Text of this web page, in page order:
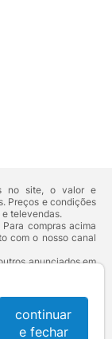
no site, o valor e
Preços e condições
televendas.
compras acima
com o nosso canal
anunciados em
crédito e risco.
Eletrônicos Ltda -
Souza Naves, 9 -
continuar
e fechar